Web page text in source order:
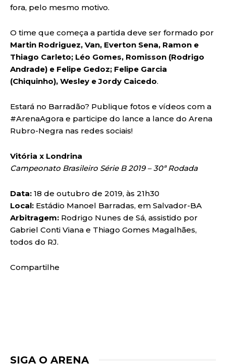
fora, pelo mesmo motivo.
O time que começa a partida deve ser formado por
Martin Rodriguez, Van, Everton Sena, Ramon e
Thiago Carleto; Léo Gomes, Romisson (Rodrigo
Andrade) e Felipe Gedoz; Felipe Garcia
(Chiquinho), Wesley e Jordy Caicedo.
Estará no Barradão? Publique fotos e vídeos com a
#ArenaAgora e participe do lance a lance do Arena
Rubro-Negra nas redes sociais!
Vitória x Londrina
Campeonato Brasileiro Série B 2019 – 30ª Rodada
Data: 18 de outubro de 2019, às 21h30
Local: Estádio Manoel Barradas, em Salvador-BA
Arbitragem: Rodrigo Nunes de Sá, assistido por
Gabriel Conti Viana e Thiago Gomes Magalhães,
todos do RJ.
Compartilhe
SIGA O ARENA